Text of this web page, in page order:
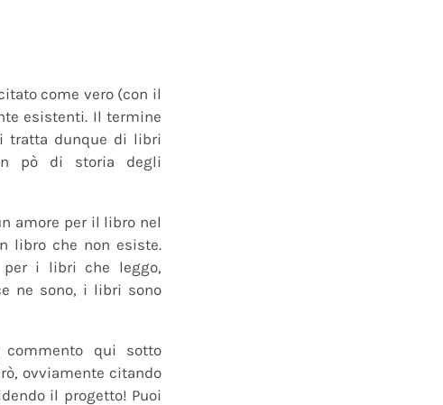
come vero (con il
esistenti. Il termine
tratta dunque di libri
pò di storia degli
amore per il libro nel
libro che non esiste.
per i libri che leggo,
ne sono, i libri sono
qui sotto
ovviamente citando
il progetto! Puoi